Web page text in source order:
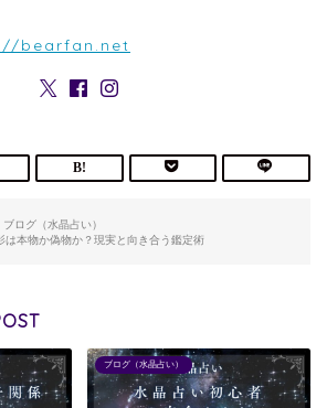
bearfan.net
ブログ（水晶占い）
は本物か偽物か？現実と向き合う鑑定術
ブログ（水晶占い）